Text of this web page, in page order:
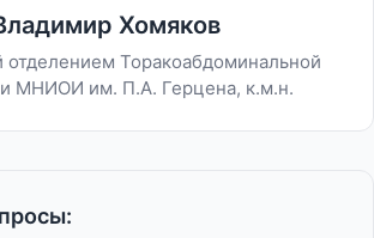
Хомяков
Торакоабдоминальной
МНИОИ им. П.А. Герцена, к.м.н.